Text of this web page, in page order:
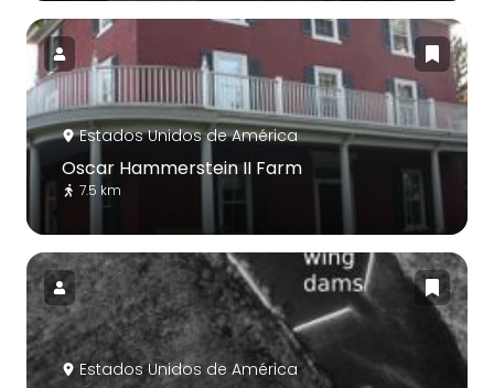
Estados Unidos de América
Oscar Hammerstein II Farm
7.5 km
Estados Unidos de América